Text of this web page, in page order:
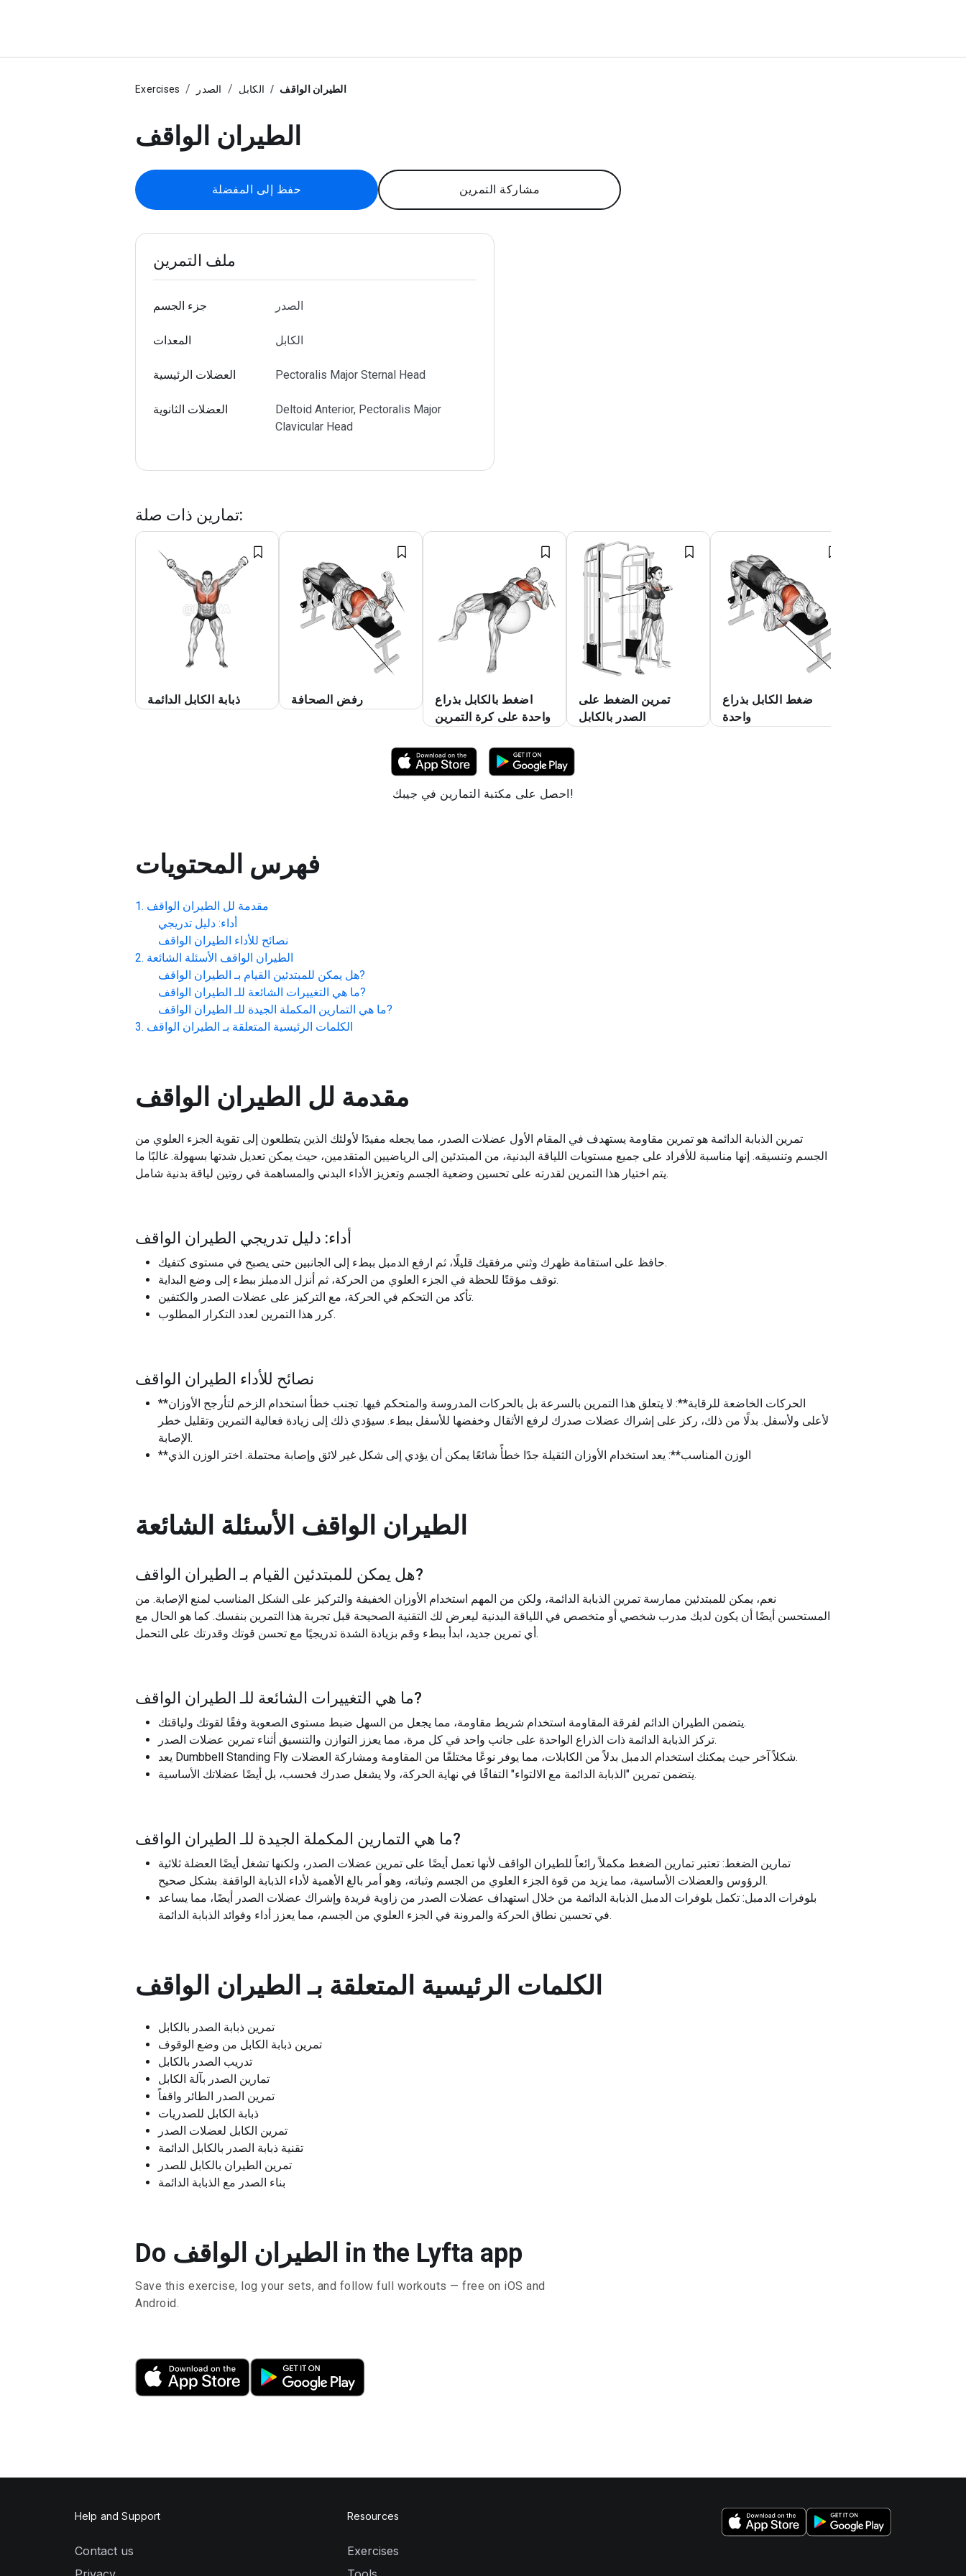
Exercises الصدر الكابل الطيران الواقف
الطيران الواقف
حفظ إلى المفضلة مشاركة التمرين
ملف التمرين
جزء الجسم الصدر
المعدات الكابل
العضلات الرئيسية Pectoralis Major Sternal Head
العضلات الثانوية
Deltoid Anterior, Pectoralis Major
Clavicular Head
تمارين ذات صلة:
ذبابة الكابل الدائمة رفض الصحافة
اضغط بالكابل بذراع
واحدة على كرة التمرين
تمرين الضغط على
الصدر بالكابل
ضغط الكابل بذراع
واحدة
احصل على مكتبة التمارين في جيبك!
فهرس المحتويات
مقدمة لل الطيران الواقف
أداء: دليل تدريجي
نصائح للأداء الطيران الواقف
الطيران الواقف الأسئلة الشائعة
هل يمكن للمبتدئين القيام بـ الطيران الواقف
?
ما هي التغييرات الشائعة للـ الطيران الواقف
?
ما هي التمارين المكملة الجيدة للـ الطيران الواقف
?
الكلمات الرئيسية المتعلقة بـ الطيران الواقف
مقدمة لل الطيران الواقف
تمرين الذبابة الدائمة هو تمرين مقاومة يستهدف في المقام الأول عضلات الصدر، مما يجعله مفيدًا لأولئك الذين يتطلعون إلى تقوية الجزء العلوي من
الجسم وتنسيقه. إنها مناسبة للأفراد على جميع مستويات اللياقة البدنية، من المبتدئين إلى الرياضيين المتقدمين، حيث يمكن تعديل شدتها بسهولة. غالبًا ما
يتم اختيار هذا التمرين لقدرته على تحسين وضعية الجسم وتعزيز الأداء البدني والمساهمة في روتين لياقة بدنية شامل.
أداء: دليل تدريجي الطيران الواقف
حافظ على استقامة ظهرك وثني مرفقيك قليلًا، ثم ارفع الدمبل ببطء إلى الجانبين حتى يصبح في مستوى كتفيك.
توقف مؤقتًا للحظة في الجزء العلوي من الحركة، ثم أنزل الدمبلز ببطء إلى وضع البداية.
تأكد من التحكم في الحركة، مع التركيز على عضلات الصدر والكتفين.
كرر هذا التمرين لعدد التكرار المطلوب.
نصائح للأداء الطيران الواقف
**الحركات الخاضعة للرقابة**: لا يتعلق هذا التمرين بالسرعة بل بالحركات المدروسة والمتحكم فيها. تجنب خطأ استخدام الزخم لتأرجح الأوزان
لأعلى ولأسفل. بدلًا من ذلك، ركز على إشراك عضلات صدرك لرفع الأثقال وخفضها للأسفل ببطء. سيؤدي ذلك إلى زيادة فعالية التمرين وتقليل خطر
الإصابة.
**الوزن المناسب**: يعد استخدام الأوزان الثقيلة جدًا خطأً شائعًا يمكن أن يؤدي إلى شكل غير لائق وإصابة محتملة. اختر الوزن الذي
الطيران الواقف الأسئلة الشائعة
هل يمكن للمبتدئين القيام بـ الطيران الواقف ?
نعم، يمكن للمبتدئين ممارسة تمرين الذبابة الدائمة، ولكن من المهم استخدام الأوزان الخفيفة والتركيز على الشكل المناسب لمنع الإصابة. من
المستحسن أيضًا أن يكون لديك مدرب شخصي أو متخصص في اللياقة البدنية ليعرض لك التقنية الصحيحة قبل تجربة هذا التمرين بنفسك. كما هو الحال مع
أي تمرين جديد، ابدأ ببطء وقم بزيادة الشدة تدريجيًا مع تحسن قوتك وقدرتك على التحمل.
ما هي التغييرات الشائعة للـ الطيران الواقف ?
يتضمن الطيران الدائم لفرقة المقاومة استخدام شريط مقاومة، مما يجعل من السهل ضبط مستوى الصعوبة وفقًا لقوتك ولياقتك.
تركز الذبابة الدائمة ذات الذراع الواحدة على جانب واحد في كل مرة، مما يعزز التوازن والتنسيق أثناء تمرين عضلات الصدر.
يعد Dumbbell Standing Fly شكلاً آخر حيث يمكنك استخدام الدمبل بدلاً من الكابلات، مما يوفر نوعًا مختلفًا من المقاومة ومشاركة العضلات.
يتضمن تمرين "الذبابة الدائمة مع الالتواء" التفافًا في نهاية الحركة، ولا يشغل صدرك فحسب، بل أيضًا عضلاتك الأساسية.
ما هي التمارين المكملة الجيدة للـ الطيران الواقف ?
تمارين الضغط: تعتبر تمارين الضغط مكملاً رائعاً للطيران الواقف لأنها تعمل أيضًا على تمرين عضلات الصدر، ولكنها تشغل أيضًا العضلة ثلاثية
الرؤوس والعضلات الأساسية، مما يزيد من قوة الجزء العلوي من الجسم وثباته، وهو أمر بالغ الأهمية لأداء الذبابة الواقفة. بشكل صحيح.
بلوفرات الدمبل: تكمل بلوفرات الدمبل الذبابة الدائمة من خلال استهداف عضلات الصدر من زاوية فريدة وإشراك عضلات الصدر أيضًا، مما يساعد
في تحسين نطاق الحركة والمرونة في الجزء العلوي من الجسم، مما يعزز أداء وفوائد الذبابة الدائمة.
الكلمات الرئيسية المتعلقة بـ الطيران الواقف
تمرين ذبابة الصدر بالكابل
تمرين ذبابة الكابل من وضع الوقوف
تدريب الصدر بالكابل
تمارين الصدر بآلة الكابل
تمرين الصدر الطائر واقفاً
ذبابة الكابل للصدريات
تمرين الكابل لعضلات الصدر
تقنية ذبابة الصدر بالكابل الدائمة
تمرين الطيران بالكابل للصدر
بناء الصدر مع الذبابة الدائمة
Do الطيران الواقف in the Lyfta app
Save this exercise, log your sets, and follow full workouts — free on iOS and
Android.
Help and Support
Contact us
Resources
Exercises